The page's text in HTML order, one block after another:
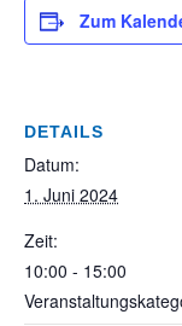
Zum
DETAILS
Datum:
1. Juni 2024
Zeit:
10:00 - 15:00